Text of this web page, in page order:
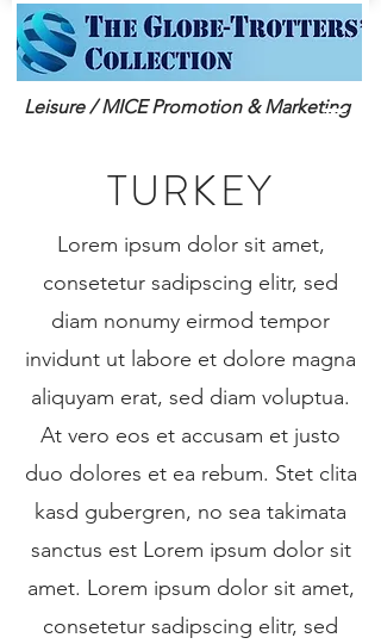
Leisure / MICE Promotion & Marketing
TURKEY
Lorem ipsum dolor sit amet,
consetetur sadipscing elitr, sed
diam nonumy eirmod tempor
invidunt ut labore et dolore magna
aliquyam erat, sed diam voluptua.
At vero eos et accusam et justo
duo dolores et ea rebum. Stet clita
kasd gubergren, no sea takimata
sanctus est Lorem ipsum dolor sit
amet. Lorem ipsum dolor sit amet,
consetetur sadipscing elitr, sed